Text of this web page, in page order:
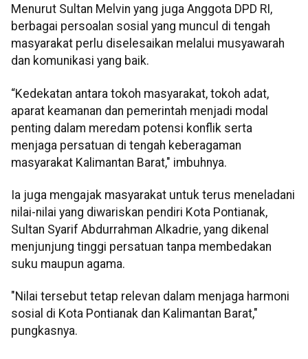
Menurut Sultan Melvin yang juga Anggota DPD RI,
berbagai persoalan sosial yang muncul di tengah
masyarakat perlu diselesaikan melalui musyawarah
dan komunikasi yang baik.
“Kedekatan antara tokoh masyarakat, tokoh adat,
aparat keamanan dan pemerintah menjadi modal
penting dalam meredam potensi konflik serta
menjaga persatuan di tengah keberagaman
masyarakat Kalimantan Barat," imbuhnya.
Ia juga mengajak masyarakat untuk terus meneladani
nilai-nilai yang diwariskan pendiri Kota Pontianak,
Sultan Syarif Abdurrahman Alkadrie, yang dikenal
menjunjung tinggi persatuan tanpa membedakan
suku maupun agama.
"Nilai tersebut tetap relevan dalam menjaga harmoni
sosial di Kota Pontianak dan Kalimantan Barat,"
pungkasnya.